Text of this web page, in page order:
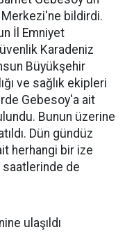
Merkezi'ne bildirdi.
İl Emniyet
Karadeniz
Büyükşehir
ve sağlık ekipleri
Gebesoy'a ait
Bunun üzerine
Dün gündüz
herhangi bir ize
saatlerinde de
ulaşıldı